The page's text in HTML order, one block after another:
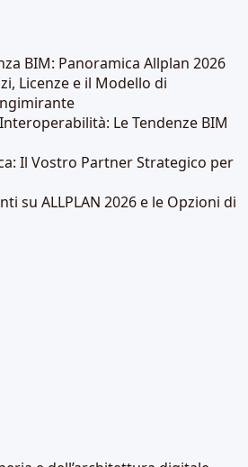
BIM: Panoramica Allplan 2026
Licenze e il Modello di
Le Tendenze BIM
Il Vostro Partner Strategico per
su ALLPLAN 2026 e le Opzioni di